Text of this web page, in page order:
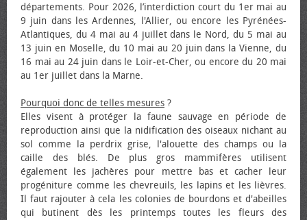
départements. Pour 2026, l’interdiction court du 1er mai au
9 juin dans les Ardennes, l'Allier, ou encore les Pyrénées-
Atlantiques, du 4 mai au 4 juillet dans le Nord, du 5 mai au
13 juin en Moselle, du 10 mai au 20 juin dans la Vienne, du
16 mai au 24 juin dans le Loir-et-Cher, ou encore du 20 mai
au 1er juillet dans la Marne.
Pourquoi donc de telles mesures ?
Elles visent à protéger la faune sauvage en période de
reproduction ainsi que la nidification des oiseaux nichant au
sol comme la perdrix grise, l'alouette des champs ou la
caille des blés. De plus gros mammifères utilisent
également les jachères pour mettre bas et cacher leur
progéniture comme les chevreuils, les lapins et les lièvres.
Il faut rajouter à cela les colonies de bourdons et d'abeilles
qui butinent dès les printemps toutes les fleurs des